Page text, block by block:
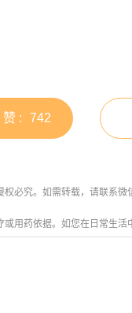
赞 : 742
必究。如需转载，请联系
用药依据。如您在日常生